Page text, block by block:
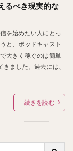
るべき現実的な
を始めたい人にとっ
と、ポッドキャスト
大きく稼ぐのは簡単
ました。過去には、
続きを読む